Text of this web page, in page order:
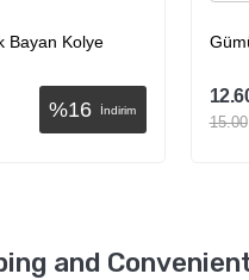
Bayan Kolye
%16 İndirim
15.00
and